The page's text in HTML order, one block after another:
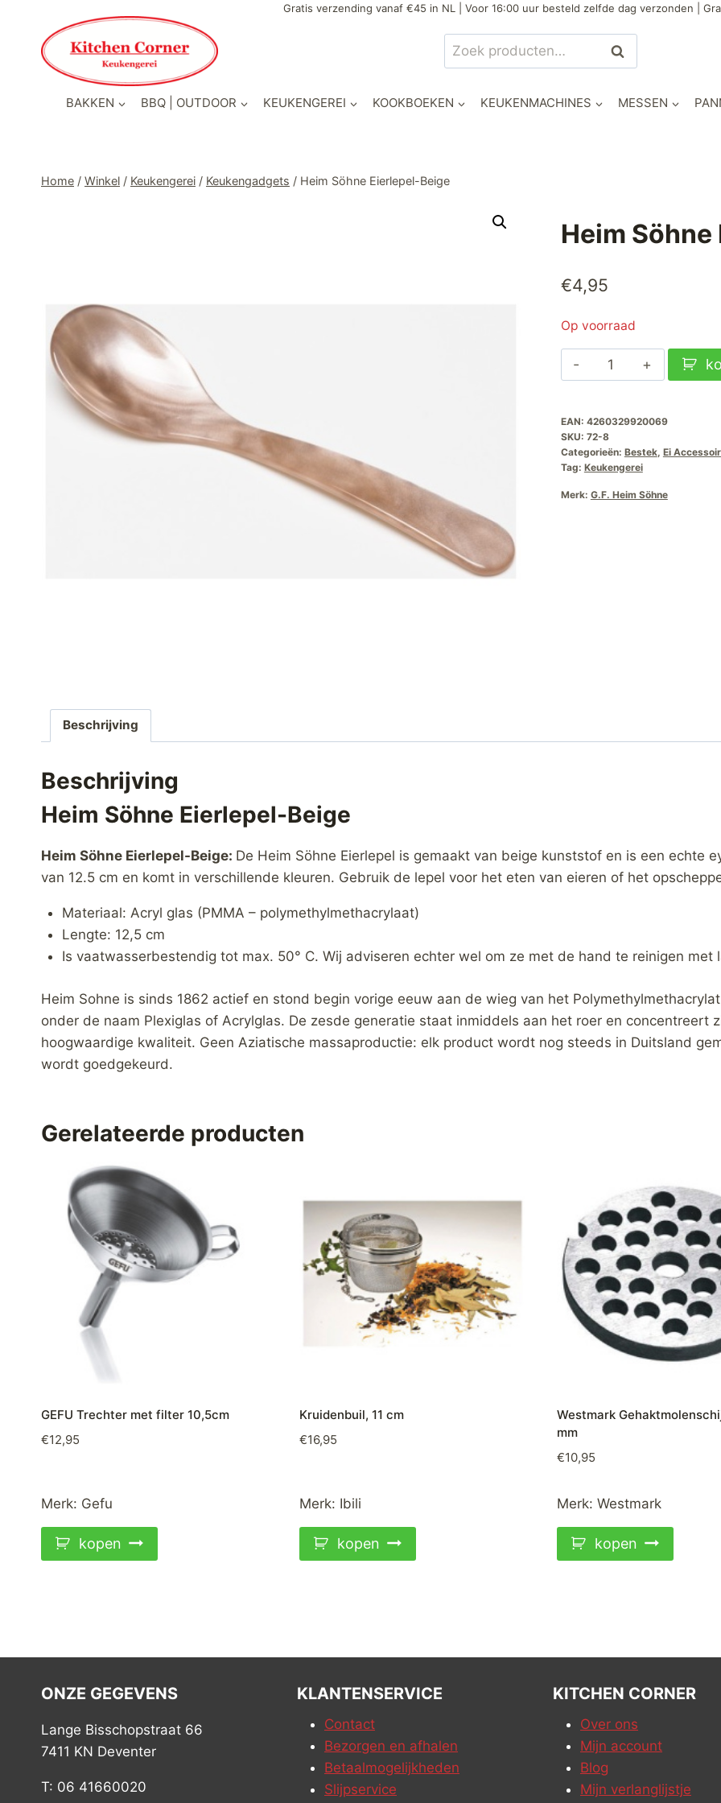
inhoud
Gratis verzending vanaf €45 in NL | Voor 16:00 uur besteld zelfde dag verzonden |
Zoeken
naar:
Zoeken
BAKKEN BBQ | OUTDOOR KEUKENGEREI KOOKBOEKEN KEUKENMACHINES MESSEN
Home / Winkel / Keukengerei / Keukengadgets / Heim Söhne Eierlepel-Beige
Heim
€4,95
Op voorraad
Heim
Söhne
Beige
aantal
EAN: 4260329920069
SKU: 72-8
Categorieën: Bestek, Ei
Tag: Keukengerei
Merk: G.F. Heim Söhne
Beschrijving
Beschrijving
Heim Söhne Eierlepel-Beige
Heim Söhne Eierlepel-Beige: De Heim Söhne Eierlepel is gemaakt van beige kunststof en is een echte
van 12.5 cm en komt in verschillende kleuren. Gebruik de lepel voor het eten van eieren of het
Materiaal: Acryl glas (PMMA – polymethylmethacrylaat)
Lengte: 12,5 cm
Is vaatwasserbestendig tot max. 50° C. Wij adviseren echter wel om ze met de hand te reinigen
Heim Sohne is sinds 1862 actief en stond begin vorige eeuw aan de wieg van het
onder de naam Plexiglas of Acrylglas. De zesde generatie staat inmiddels aan het roer en concentreert
hoogwaardige kwaliteit. Geen Aziatische massaproductie: elk product wordt nog steeds in Duitsland
wordt goedgekeurd.
Gerelateerde producten
GEFU Trechter met filter 10,5cm
€12,95
Merk: Gefu
kopen
Kruidenbuil, 11 cm
€16,95
Merk: Ibili
kopen
Westmark
mm
€10,95
Merk: Westmark
kopen
ONZE GEGEVENS
Lange Bisschopstraat 66
7411 KN Deventer
T: 06 41660020
KLANTENSERVICE
Contact
Bezorgen en afhalen
Betaalmogelijkheden
Slijpservice
KITCHEN CORNER
Over ons
Mijn account
Blog
Mijn verlanglijstje